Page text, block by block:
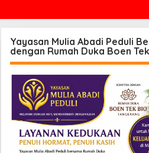
Yayasan Mulia Abadi Peduli
dengan Rumah Duka Boen